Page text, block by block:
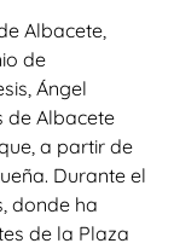
Albacete,
de
Ángel
de Albacete
a partir de
Durante el
donde ha
de la Plaza